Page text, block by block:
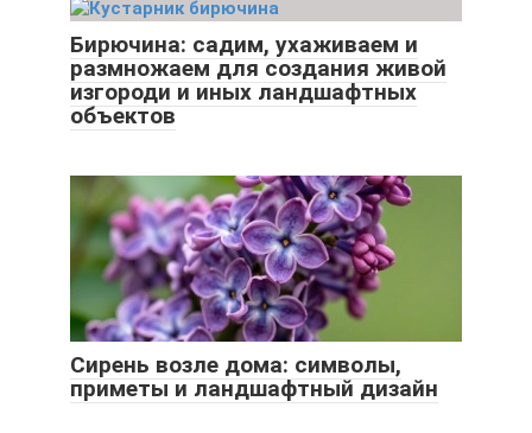
Бирючина: садим, ухаживаем и
размножаем для создания живой
изгороди и иных ландшафтных
объектов
Сирень возле дома: символы,
приметы и ландшафтный дизайн